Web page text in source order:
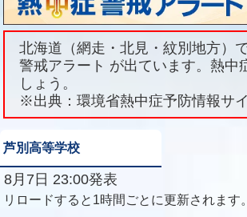
北海道（網走・北見・紋別地方）
警戒アラート が出ています。熱中
しょう。
※出典：環境省熱中症予防情報サ
芦別高等学校
8月7日 23:00発表
リロードすると1時間ごとに更新されます。